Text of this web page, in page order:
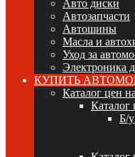
Авто диски
Автозапчасти
Автошины
Масла и
Уход за
Электроника
КУПИТЬ
Каталог цен
Каталог
Б/